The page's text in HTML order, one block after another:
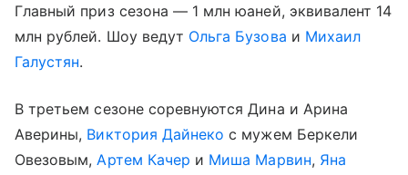
Главный приз сезона — 1 млн юаней, эквивалент 14
млн рублей. Шоу ведут Ольга Бузова и Михаил
Галустян.
В третьем сезоне соревнуются Дина и Арина
Аверины, Виктория Дайнеко с мужем Беркели
Овезовым,Артем Качер и Миша Марвин, Яна